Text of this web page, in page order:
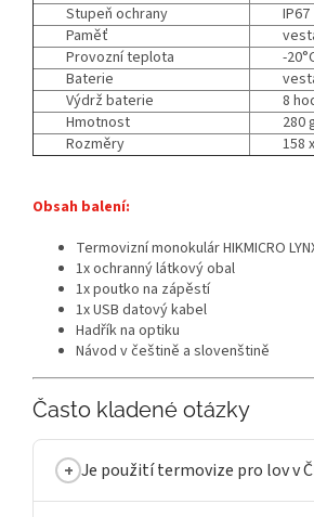
Stupeň ochrany
IP67
Paměť
Provozní teplota
-
Baterie
Výdrž baterie
8
Hmotnost
280
Rozměry
158
Obsah balení:
Termovizní monokulár HIKMICRO
1x ochranný látkový obal
1x poutko na zápěstí
1x USB datový kabel
Hadřík na optiku
Návod v češtině a slovenštině
Často kladené otázky
Je použití termovize pro lov v